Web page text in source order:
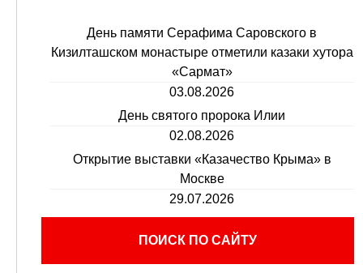
День памяти Серафима Саровского в
Кизилташском монастыре отметили казаки хутора
«Сармат»
03.08.2026
День святого пророка Илии
02.08.2026
Открытие выставки «Казачество Крыма» в
Москве
29.07.2026
ПОИСК ПО САЙТУ